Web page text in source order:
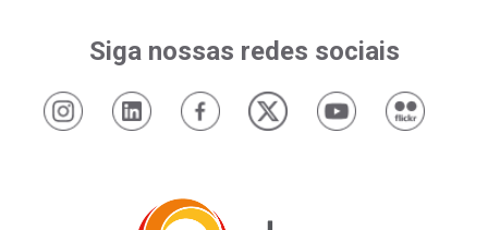
Siga nossas redes sociais